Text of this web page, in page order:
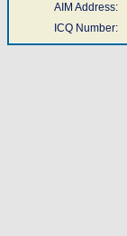
AIM Address:
ICQ Number: